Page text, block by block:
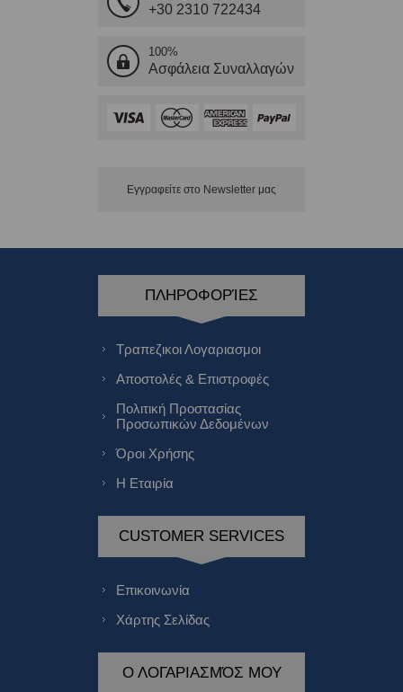
+30 2310 722434
100%
Ασφάλεια Συναλλαγών
Εγγραφείτε στο Νewsletter μας
ΠΛΗΡΟΦΟΡΊΕΣ
Τραπεζικοι Λογαριασμοι
Αποστολές & Επιστροφές
Πολιτική Προστασίας
Προσωπικών Δεδομένων
Όροι Χρήσης
Η Εταιρία
CUSTOMER SERVICES
Επικοινωνία
Χάρτης Σελίδας
Ο ΛΟΓΑΡΙΑΣΜΌΣ ΜΟΥ